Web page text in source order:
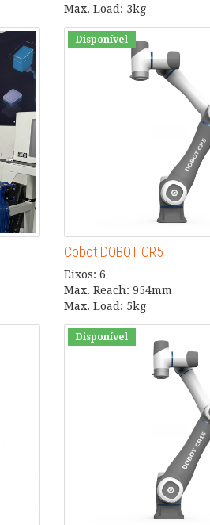
Max. Load: 3kg
Disponível
Cobot DOBOT CR5
Eixos: 6
Max. Reach: 954mm
Max. Load: 5kg
Disponível